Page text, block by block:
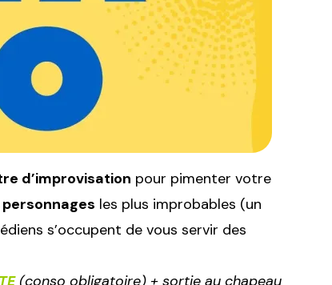
d’improvisation pour pimenter votre
les plus improbables (un
s’occupent de vous servir des
(conso obligatoire) + sortie au chapeau